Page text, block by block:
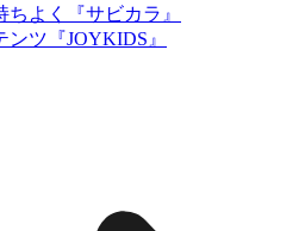
よく『サビカラ』
ツ『JOYKIDS』